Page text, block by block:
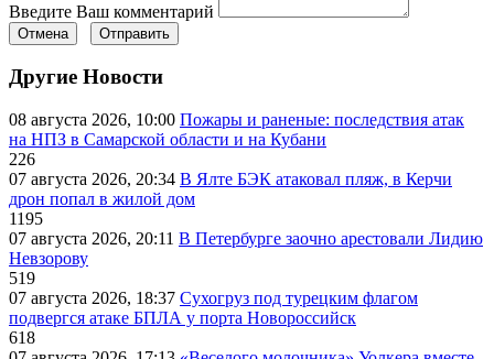
Введите Ваш комментарий
Отмена Отправить
Другие Новости
08 августа 2026, 10:00 Пожары и раненые: последствия атак
на НПЗ в Самарской области и на Кубани
226
07 августа 2026, 20:34 В Ялте БЭК атаковал пляж, в Керчи
дрон попал в жилой дом
1195
07 августа 2026, 20:11 В Петербурге заочно арестовали Лидию
Невзорову
519
07 августа 2026, 18:37 Сухогруз под турецким флагом
подвергся атаке БПЛА у порта Новороссийск
618